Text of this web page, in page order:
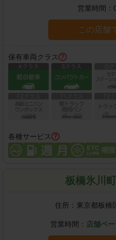
営業時間：
この店舗
保有車両クラス
各種サービス
板橋氷川
住所： 東京都板橋
営業時間： 店舗ペ